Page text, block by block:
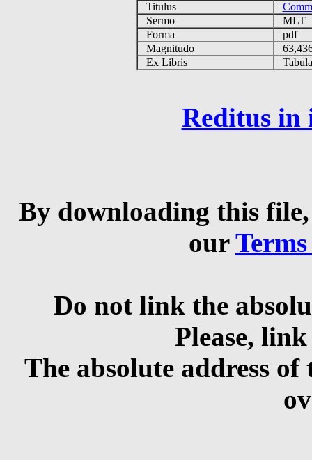
Titulus
Sermo
MLT
Forma
pdf
Magnitudo
Ex Libris
Reditus in
By downloading this
our
Do not link the
Please,
The absolute address